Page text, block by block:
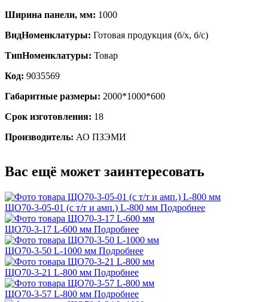
Ширина панели, мм: 1000
ВидНоменклатуры: Готовая продукция (б/х, б/с)
ТипНоменклатуры: Товар
Код: 9035569
Габаритные размеры: 2000*1000*600
Срок изготовления: 18
Производитель: АО ПЗЭМИ
Вас ещё может заинтересовать
ЩО70-3-05-01 (с т/т и амп.) L-800 мм Подробнее
ЩО70-3-17 L-600 мм Подробнее
ЩО70-3-50 L-1000 мм Подробнее
ЩО70-3-21 L-800 мм Подробнее
ЩО70-3-57 L-800 мм Подробнее